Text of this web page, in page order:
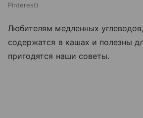
Pinterest
Любителям медленных
содержатся в кашах и полезны
пригодятся наши советы.